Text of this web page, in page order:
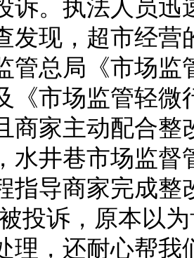
发现，超市经
管总局《市场
《市场监管轻
商家主动配合
水井巷市场监
指导商家完成整
诉，原本以为
理，还耐心帮